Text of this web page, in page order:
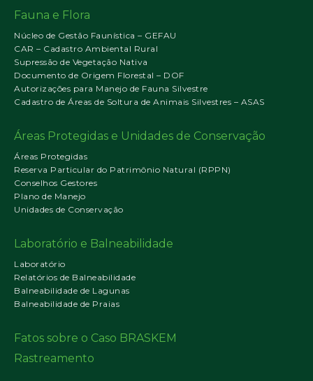
Fauna e Flora
Núcleo de Gestão Faunística – GEFAU
CAR – Cadastro Ambiental Rural
Supressão de Vegetação Nativa
Documento de Origem Florestal – DOF
Autorizações para Manejo de Fauna Silvestre
Cadastro de Áreas de Soltura de Animais Silvestres – ASAS
Áreas Protegidas e Unidades de Conservação
Áreas Protegidas
Reserva Particular do Patrimônio Natural (RPPN)
Conselhos Gestores
Plano de Manejo
Unidades de Conservação
Laboratório e Balneabilidade
Laboratório
Relatórios de Balneabilidade
Balneabilidade de Lagunas
Balneabilidade de Praias
Fatos sobre o Caso BRASKEM
Rastreamento